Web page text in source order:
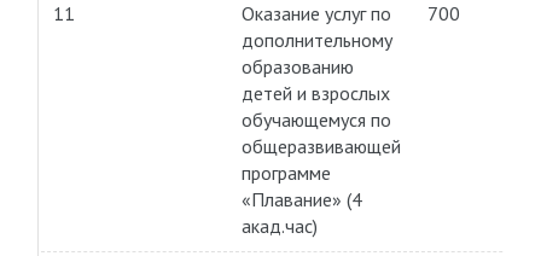
11
Оказание услуг по
дополнительному
образованию
детей и взрослых
обучающемуся по
общеразвивающей
программе
«Плавание» (4
акад.час)
700